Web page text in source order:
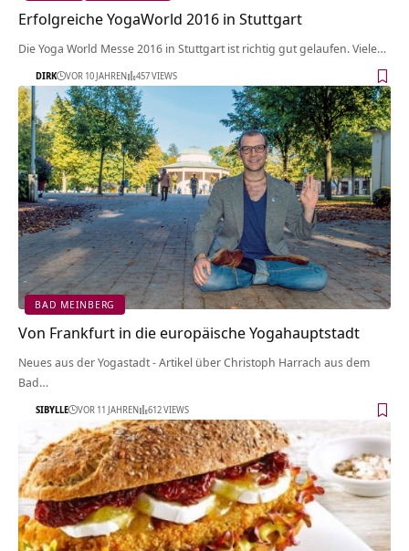
Erfolgreiche YogaWorld 2016 in Stuttgart
Die Yoga World Messe 2016 in Stuttgart ist richtig gut gelaufen. Viele…
DIRK VOR 10 JAHREN 457 VIEWS
BAD MEINBERG
Von Frankfurt in die europäische Yogahauptstadt
Neues aus der Yogastadt - Artikel über Christoph Harrach aus dem
Bad…
SIBYLLE VOR 11 JAHREN 612 VIEWS